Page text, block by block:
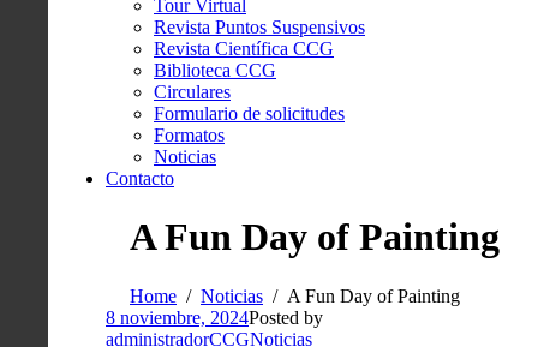
Tour Virtual
Revista Puntos Suspensivos
Revista Científica CCG
Biblioteca CCG
Circulares
Formulario de solicitudes
Formatos
Noticias
Contacto
A Fun Day of Painting
Home Noticias
A Fun Day of Painting
8 noviembre, 2024Posted by
administradorCCGNoticias